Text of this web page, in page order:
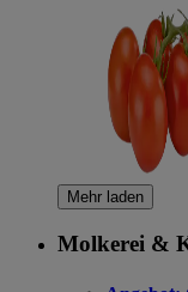
Mehr laden
Molkerei &